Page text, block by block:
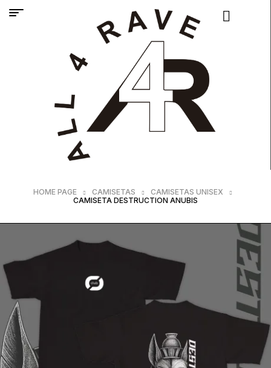
HOME PAGE CAMISETAS
CAMISETAS UNISEX
CAMISETA DESTRUCTION ANUBIS